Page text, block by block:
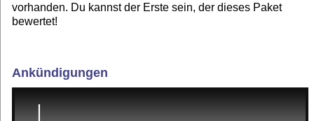
vorhanden. Du kannst der Erste sein, der dieses Paket
bewertet!
Ankündigungen